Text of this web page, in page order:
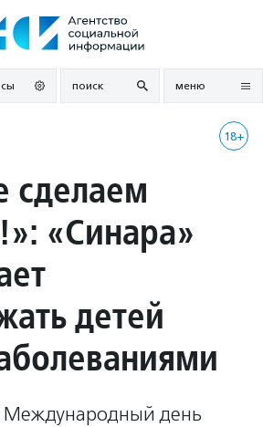
поиск меню
18+
сделаем
«Синара»
детей
Международный день